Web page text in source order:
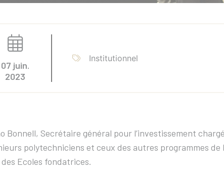
07 juin.
2023
Institutionnel
Bonnell, Secrétaire général pour l’investissement
polytechniciens et ceux des autres programmes
des Ecoles fondatrices.